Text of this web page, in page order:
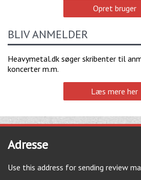
Opret bruger
BLIV ANMELDER
Heavymetal.dk søger skribenter til
koncerter m.m.
Læs mere her
Adresse
Use this address for sending review